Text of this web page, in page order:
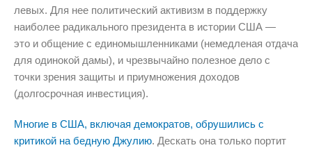
левых. Для нее политический активизм в поддержку
наиболее радикального президента в истории США —
это и общение с единомышленниками (немедленая отдача
для одинокой дамы), и чрезвычайно полезное дело с
точки зрения защиты и приумножения доходов
(долгосрочная инвестиция).
Многие в США, включая демократов, обрушились с
критикой на бедную Джулию. Дескать она только портит